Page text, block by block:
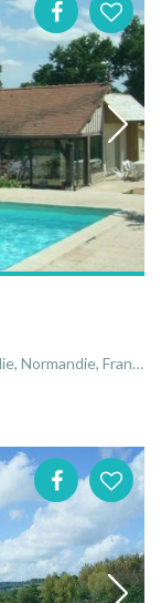
Normandie, France